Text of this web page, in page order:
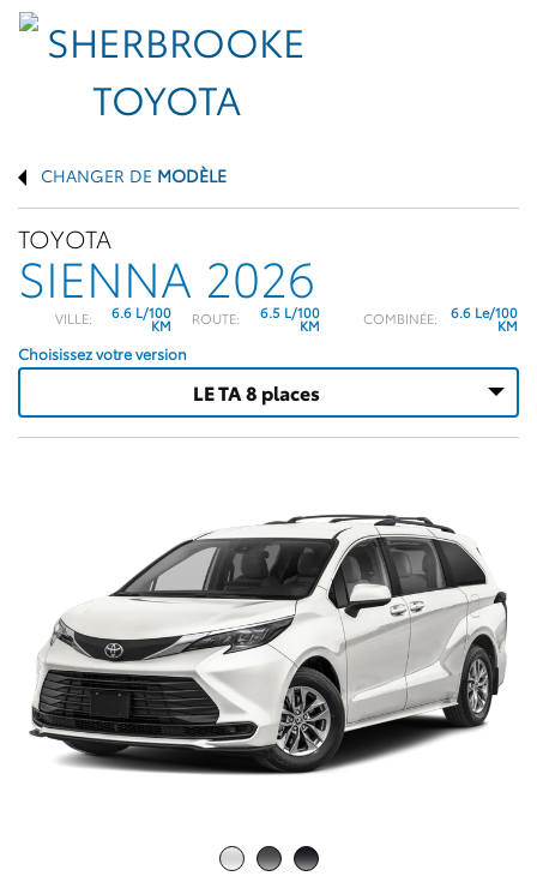
CHANGER DE MODÈLE
TOYOTA
SIENNA 2026
VILLE: 6.6 L/100
KM ROUTE: 6.5 L/100
KM COMBINÉE: 6.6 Le/100
KM
Choisissez votre version
LE TA 8 places